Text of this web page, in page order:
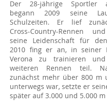
Der 28-jährige Sportler
begann 2009 seine
Schulzeiten. Er lief
Cross-Country-Rennen
seine Leidenschaft für
2010 fing er an, in seiner
Verona zu trainieren
weiteren Rennen teil.
zunächst mehr über 800 m
unterwegs war, setzte er
später auf 3.000 und 5.000